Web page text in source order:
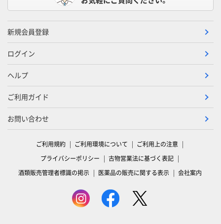
新規会員登録
ログイン
ヘルプ
ご利用ガイド
お問い合わせ
ご利用規約 ご利用環境について
ご利用上の注意
プライバシーポリシー
古物営業法に基づく表記
酒類販売管理者標識の掲示
医薬品の販売に関する表示 会社案内